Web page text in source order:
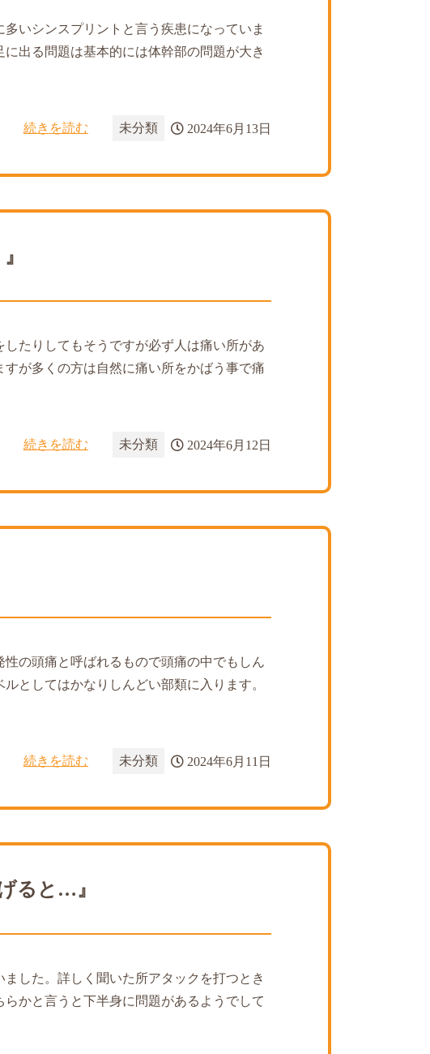
いシンスプリントと言う疾患になっていま
出る問題は基本的には体幹部の問題が大き
続きを読む 未分類 2024年6月13日
たりしてもそうですが必ず人は痛い所があ
が多くの方は自然に痛い所をかばう事で痛
続きを読む 未分類 2024年6月12日
の頭痛と呼ばれるもので頭痛の中でもしん
としてはかなりしんどい部類に入ります。
続きを読む 未分類 2024年6月11日
ると…』
した。詳しく聞いた所アタックを打つとき
かと言うと下半身に問題があるようでして